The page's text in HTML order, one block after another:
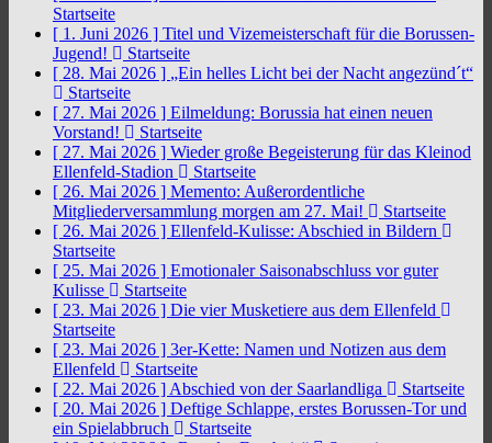
Startseite
[ 1. Juni 2026 ] Titel und Vizemeisterschaft für die Borussen-
Jugend!
Startseite
[ 28. Mai 2026 ] „Ein helles Licht bei der Nacht angezünd´t“
Startseite
[ 27. Mai 2026 ] Eilmeldung: Borussia hat einen neuen
Vorstand!
Startseite
[ 27. Mai 2026 ] Wieder große Begeisterung für das Kleinod
Ellenfeld-Stadion
Startseite
[ 26. Mai 2026 ] Memento: Außerordentliche
Mitgliederversammlung morgen am 27. Mai!
Startseite
[ 26. Mai 2026 ] Ellenfeld-Kulisse: Abschied in Bildern
Startseite
[ 25. Mai 2026 ] Emotionaler Saisonabschluss vor guter
Kulisse
Startseite
[ 23. Mai 2026 ] Die vier Musketiere aus dem Ellenfeld
Startseite
[ 23. Mai 2026 ] 3er-Kette: Namen und Notizen aus dem
Ellenfeld
Startseite
[ 22. Mai 2026 ] Abschied von der Saarlandliga
Startseite
[ 20. Mai 2026 ] Deftige Schlappe, erstes Borussen-Tor und
ein Spielabbruch
Startseite